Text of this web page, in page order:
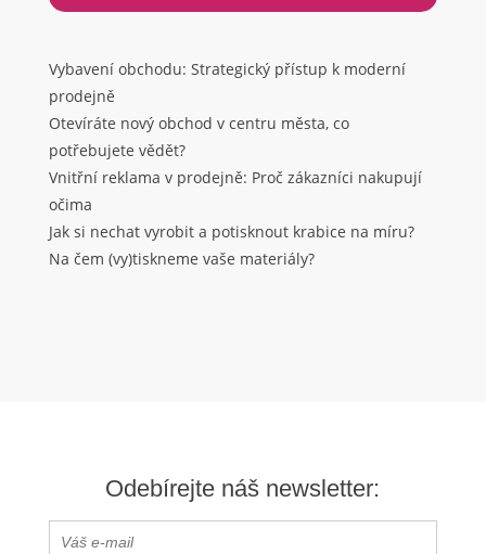
Vybavení obchodu: Strategický přístup k moderní
prodejně
Otevíráte nový obchod v centru města, co
potřebujete vědět?
Vnitřní reklama v prodejně: Proč zákazníci nakupují
očima
Jak si nechat vyrobit a potisknout krabice na míru?
Na čem (vy)tiskneme vaše materiály?
Odebírejte náš newsletter: